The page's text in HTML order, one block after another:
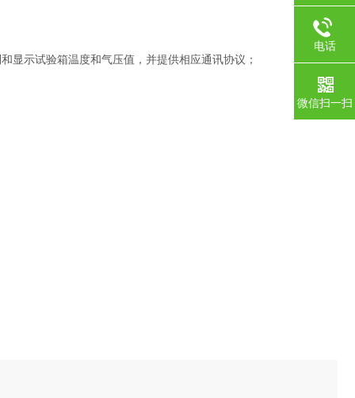
显示试验箱温度和气压值，并提供相应通讯协议；
电话
微信扫一扫